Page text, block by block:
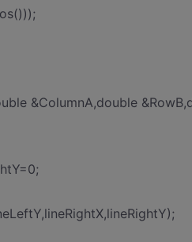
&ColumnA,double